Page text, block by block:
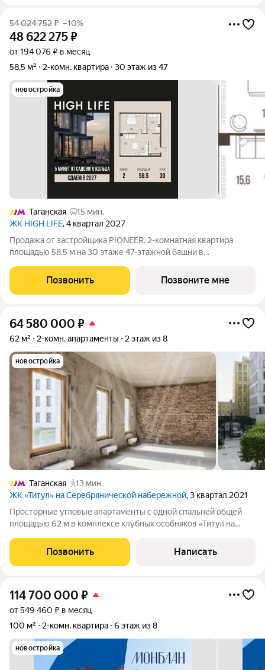
54 024 752₽ –10%
48 622 275₽
от 194 076 ₽ в месяц
58,5 м²
2-комн. квартира 30 этаж из 47
новостройка
Таганская
15 мин.
ЖК HIGH LIFE, 4 квартал 2027
Продажа от застройщика PIONEER. 2-комнатная квартира
площадью 58.5 м на 30 этаже 47-этажной башни в
Замоскворечья. Жилой комплекс всего в 5 минутах от
Садового кольца. Архитектура от бюро ADM
Позвонить Позвоните мне
64 580 000 ₽
62 м² 2-комн. апартаменты 2 этаж из 8
новостройка
Таганская
13 мин.
ЖК «Титул» на Серебрянической набережной, 3 квартал 2021
Просторные угловые апартаменты с одной спальней общей
площадью 62 м в комплексе клубных особняков «Титул на
втором этаже в корпусе 2. Возможная планировка: кухня-
гостиная, мастер-спальня с
Позвонить Написать
114 700 000 ₽
от 549 460 ₽ в месяц
100 м²
2-комн. квартира 6 этаж из 8
новостройка